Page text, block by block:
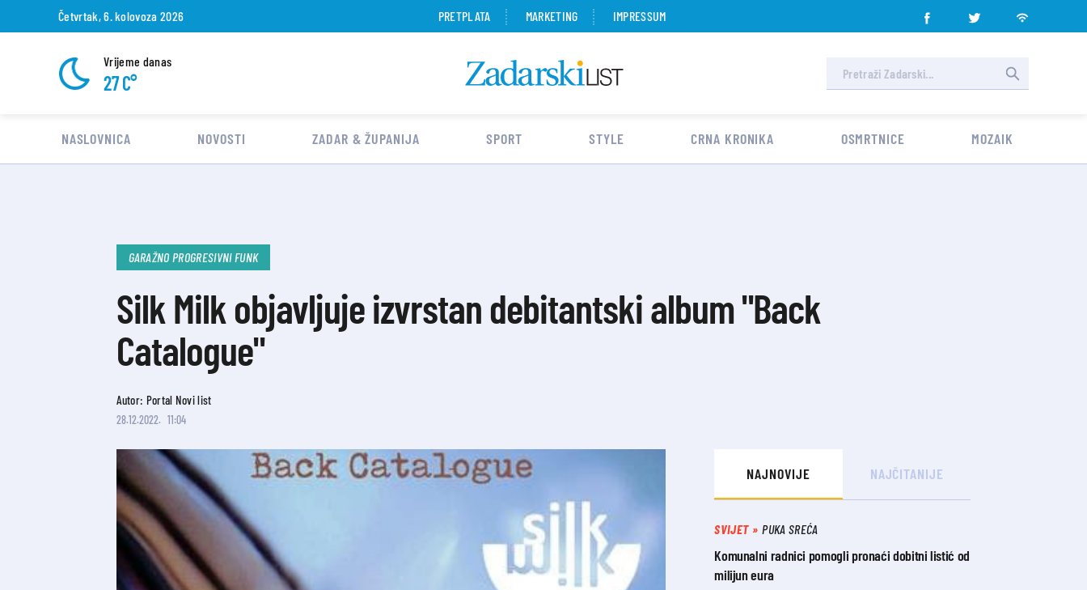
Četvrtak, 6. kolovoza 2026 PRETPLATA MARKETING IMPRESSUM
Vrijeme danas
27 C°
NASLOVNICA NOVOSTI ZADAR & ŽUPANIJA SPORT STYLE CRNA KRONIKA OSMRTNICE MOZAIK
GARAŽNO PROGRESIVNI FUNK
Silk Milk objavljuje izvrstan debitantski album "Back
Catalogue"
Autor: Portal Novi list
28.12.2022. 11:04
NAJNOVIJE NAJČITANIJE
SVIJET PUKA SREĆA
Komunalni radnici pomogli pronaći dobitni listić od
milijun eura